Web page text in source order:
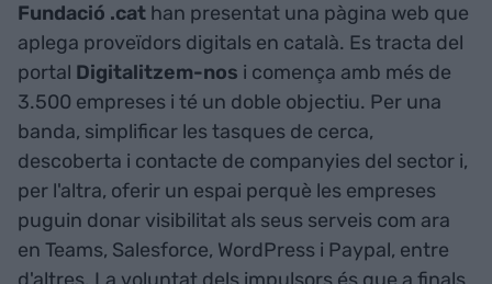
Fundació .cat han presentat una pàgina web que
aplega proveïdors digitals en català. Es tracta del
portal Digitalitzem-nos i comença amb més de
3.500 empreses i té un doble objectiu. Per una
banda, simplificar les tasques de cerca,
descoberta i contacte de companyies del sector i,
per l'altra, oferir un espai perquè les empreses
puguin donar visibilitat als seus serveis com ara
en Teams, Salesforce, WordPress i Paypal, entre